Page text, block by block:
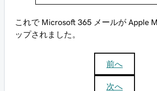
これで Microsoft 365 メールが Apple
ップされました。
前へ
次へ